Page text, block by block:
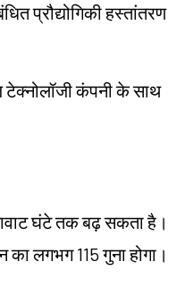
प्रौद्योगिकी हस्तांतरण
टेक्नोलॉजी कंपनी के साथ
घंटे तक बढ़ सकता है।
लगभग 115 गुना होगा।